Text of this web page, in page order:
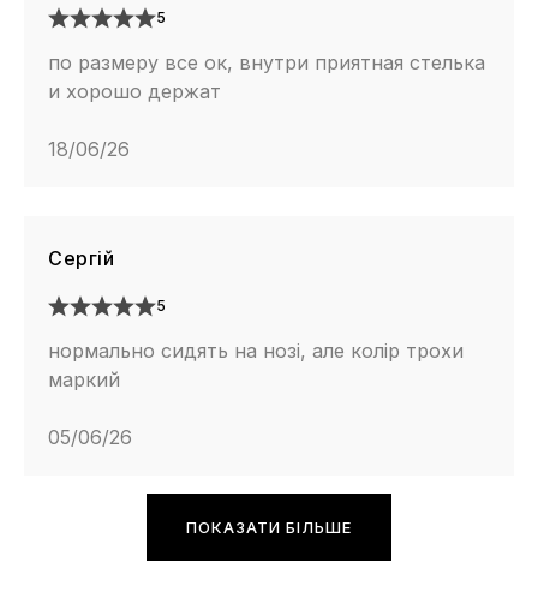
5
по размеру все ок, внутри приятная стелька
и хорошо держат
18/06/26
Сергій
5
нормально сидять на нозі, але колір трохи
маркий
05/06/26
ПОКАЗАТИ БІЛЬШЕ